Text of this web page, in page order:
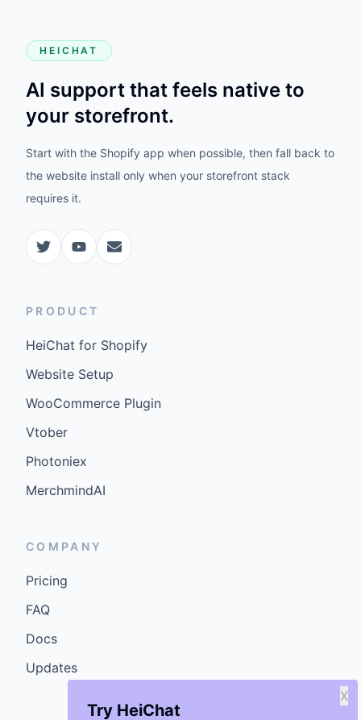
Try HeiChat
X
HEICHAT
AI support that feels native to
your storefront.
Start with the Shopify app when possible, then fall back to
the website install only when your storefront stack
requires it.
PRODUCT
HeiChat for Shopify
Website Setup
WooCommerce Plugin
Vtober
Photoniex
MerchmindAI
COMPANY
Pricing
FAQ
Docs
Updates